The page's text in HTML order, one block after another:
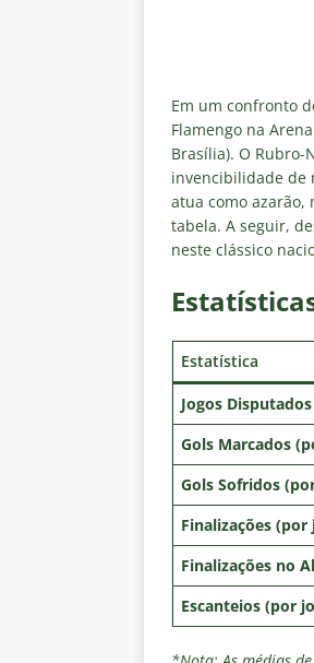
[
[
[
[
Em um confronto
Flamengo na
Brasília). O
invencibilidade de
atua como azarão,
tabela. A seguir,
neste clássico
Estatística
Jogos Disputados
Gols Marcados
Gols Sofridos
Finalizações (por
Finalizações no
Escanteios (por